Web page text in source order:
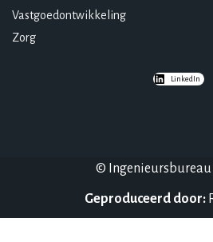
Vastgoedontwikkeling
Zorg
LinkedIn
©
Geproduceerd door: